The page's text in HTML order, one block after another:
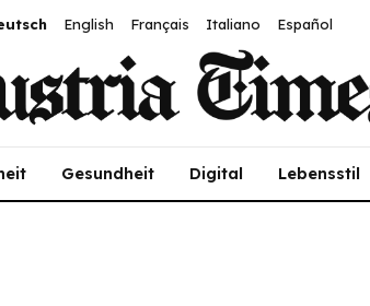
English Français Italiano Español
Gesundheit Digital Lebensstil